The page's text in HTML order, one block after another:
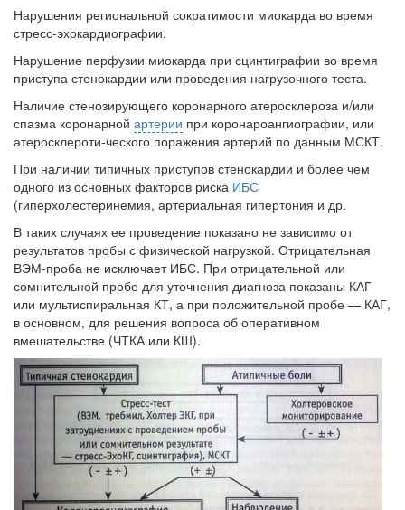
заявила об этом на
встрече с журналистами ведущих...
Местная анестезия развивает кардиотоксичность
Федеральная служба по
надзору в сфере
здравоохранения озвучила
тревожную статистику. Она
касаются увеличения риска
острой кардиотоксичности и
роста сопутствующих
осложнений от...
Закон о праве родителей находиться с детьми в
реанимации внесен в Госдуму
законопроект внесен в
палату на
рассмотрение. Суть его
заключается в
нахождении одного из
родителей в
больничной палате
бесплатно, в течении всего срока лечения...
Нарушения региональной сократимости миокарда во время
стресс-эхокардиографии.
Нарушение перфузии миокарда при сцинтиграфии во время
приступа стенокардии или проведения нагрузочного теста.
Наличие стенозирующего коронарного атеросклероза и/или
спазма коронарной артерии при коронароангиографии, или
атеросклероти-ческого поражения артерий по данным МСКТ.
При наличии типичных приступов стенокардии и более чем
одного из основных факторов риска ИБС
(гиперхолестеринемия, артериальная ги­пертония и др.
В таких случаях ее проведение показано не зависимо от
результатов пробы с физической нагрузкой. Отрицательная
ВЭМ-проба не исключает ИБС. При отрицательной или
сомнительной пробе для уточнения диагноза показаны КАГ
или мультиспиральная КТ, а при положительной пробе — КАГ,
в основном, для решения вопроса об оперативном
вмешательстве (ЧТКА или КШ).